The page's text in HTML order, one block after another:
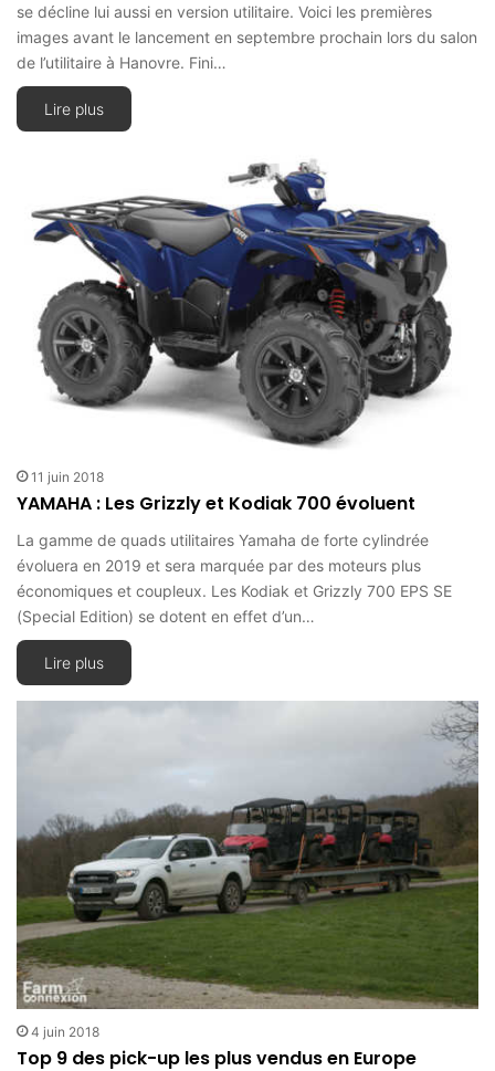
se décline lui aussi en version utilitaire. Voici les premières
images avant le lancement en septembre prochain lors du salon
de l’utilitaire à Hanovre. Fini…
Lire plus
11 juin 2018
YAMAHA : Les Grizzly et Kodiak 700 évoluent
La gamme de quads utilitaires Yamaha de forte cylindrée
évoluera en 2019 et sera marquée par des moteurs plus
économiques et coupleux. Les Kodiak et Grizzly 700 EPS SE
(Special Edition) se dotent en effet d’un…
Lire plus
4 juin 2018
Top 9 des pick-up les plus vendus en Europe